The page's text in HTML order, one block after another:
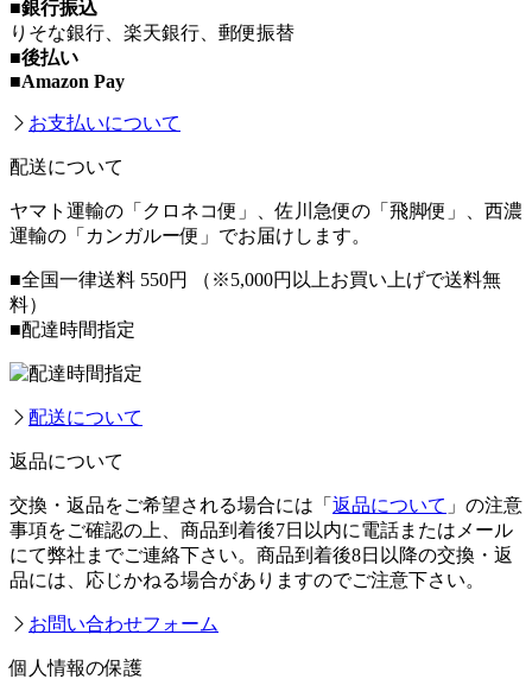
■銀行振込
りそな銀行、楽天銀行、郵便振替
■後払い
■Amazon Pay
お支払いについて
配送について
ヤマト運輸の「クロネコ便」、佐川急便の「飛脚便」、西濃
運輸の「カンガルー便」でお届けします。
■全国一律送料 550円
（※5,000円以上お買い上げで送料無
料）
■配達時間指定
配送について
返品について
交換・返品をご希望される場合には「 返品について 」の注意
事項をご確認の上、商品到着後7日以内に電話またはメール
にて弊社までご連絡下さい。商品到着後8日以降の交換・返
品には、応じかねる場合がありますのでご注意下さい。
お問い合わせフォーム
個人情報の保護